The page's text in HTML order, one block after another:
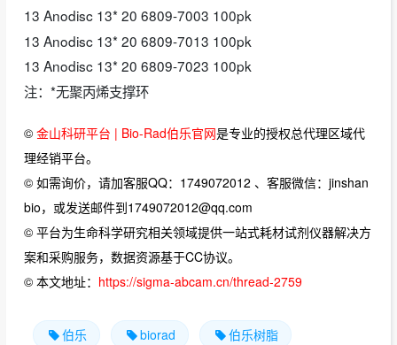
13 Anodisc 13* 20 6809-7003 100pk
13 Anodisc 13* 20 6809-7013 100pk
13 Anodisc 13* 20 6809-7023 100pk
注：*无聚丙烯支撑环
© 金山科研平台 | Bio-Rad伯乐官网是专业的授权总代理区域代
理经销平台。
© 如需询价，请加客服QQ：1749072012 、客服微信：jinshan
bio，或发送邮件到1749072012@qq.com
© 平台为生命科学研究相关领域提供一站式耗材试剂仪器解决方
案和采购服务，数据资源基于CC协议。
© 本文地址： https://sigma-abcam.cn/thread-2759
伯乐 biorad 伯乐树脂